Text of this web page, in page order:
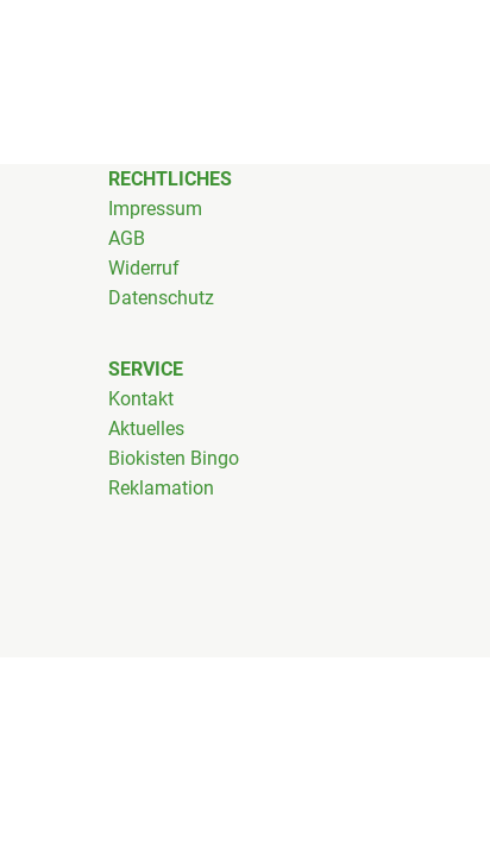
RECHTLICHES
Impressum
AGB
Widerruf
Datenschutz
SERVICE
Kontakt
Aktuelles
Biokisten Bingo
Reklamation